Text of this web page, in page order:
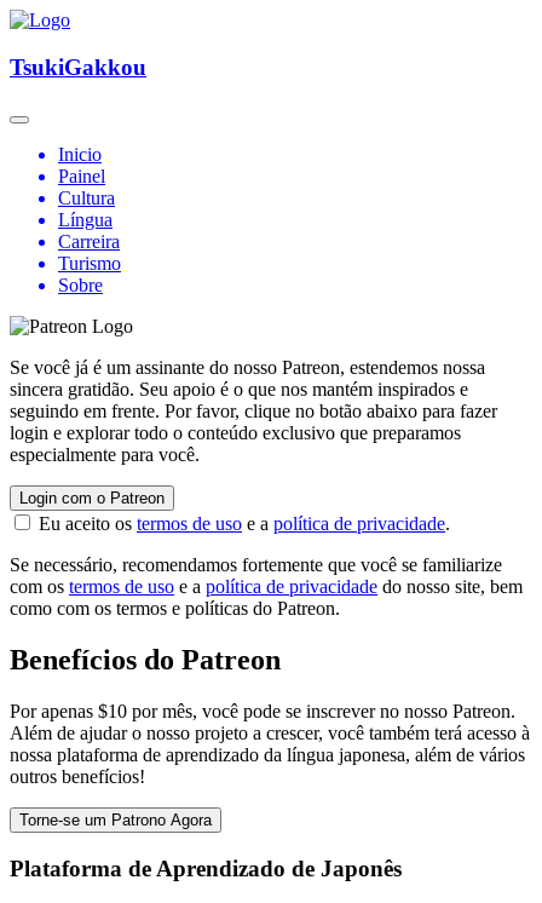
TsukiGakkou
Inicio
Painel
Cultura
Língua
Carreira
Turismo
Sobre
Se você já é um assinante do nosso Patreon, estendemos nossa
sincera gratidão. Seu apoio é o que nos mantém inspirados e
seguindo em frente. Por favor, clique no botão abaixo para fazer
login e explorar todo o conteúdo exclusivo que preparamos
especialmente para você.
Login com o Patreon
Eu aceito os termos de uso e a política de privacidade.
Se necessário, recomendamos fortemente que você se familiarize
com os termos de uso e a política de privacidade do nosso site, bem
como com os termos e políticas do Patreon.
Benefícios do Patreon
Por apenas $10 por mês, você pode se inscrever no nosso Patreon.
Além de ajudar o nosso projeto a crescer, você também terá acesso à
nossa plataforma de aprendizado da língua japonesa, além de vários
outros benefícios!
Torne-se um Patrono Agora
Plataforma de Aprendizado de Japonês